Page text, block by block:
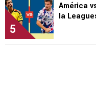
5
América
la